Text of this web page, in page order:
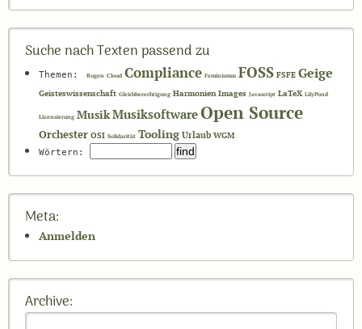
Suche nach Texten passend zu
Themen: Bogen Cloud Compliance Feminismus FOSS FSFE Geige
Geisteswissenschaft Gleichberechtigung Harmonien Images Javascript LaTeX LilyPond
Lizensierung MusikMusiksoftwareOpen Source
Orchester OSI Solidarität Tooling Urlaub WGM
Wörtern:
Meta:
Anmelden
Archive: